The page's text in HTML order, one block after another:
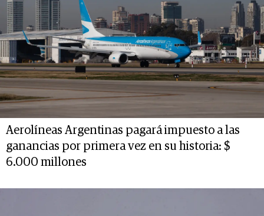
Aerolíneas Argentinas pagará impuesto a las
ganancias por primera vez en su historia: $
6.000 millones